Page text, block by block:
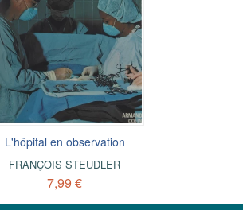
L'hôpital en observation
FRANÇOIS STEUDLER
7,99 €